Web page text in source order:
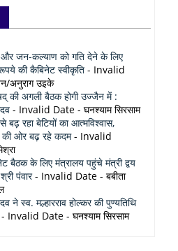
जन-कल्याण को गति देने के लिए
की कैबिनेट स्वीकृति - Invalid
अनुराग उइके
की अगली बैठक होगी उज्जैन में :
- Invalid Date - घनश्याम सिरसाम
बढ़ रहा बेटियों का आत्मविश्वास,
की ओर बढ़ रहे कदम- Invalid
बैठक के लिए मंत्रालय पहुंचे मंत्री द्वय
पंवार- Invalid Date - बबीता
ने स्व. मल्हारराव होल्कर की पुण्यतिथि
Invalid Date - घनश्याम सिरसाम